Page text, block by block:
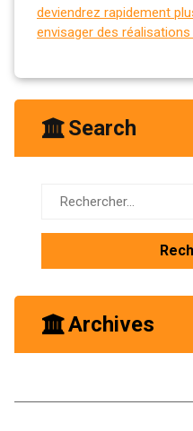
deviendrez rapidement
envisager des
Search
Rechercher :
Archives